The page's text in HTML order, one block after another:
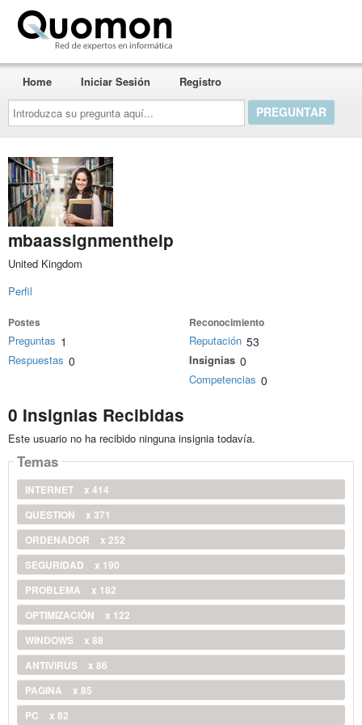
Introduzca
su
pregunta
aquí...
Home Iniciar Sesión Registro
mbaassignmenthelp
United Kingdom
Perfil
Postes
Preguntas 1
Respuestas 0
Reconocimiento
Reputación 53
Insignias 0
Competencias 0
0 Insignias Recibidas
Este usuario no ha recibido ninguna insignia todavía.
Temas
INTERNET
x 414
QUESTION
x 371
ORDENADOR
x 252
SEGURIDAD
x 190
PROBLEMA
x 182
OPTIMIZACIÓN
x 122
WINDOWS
x 88
ANTIVIRUS
x 86
PAGINA
x 85
PC
x 82